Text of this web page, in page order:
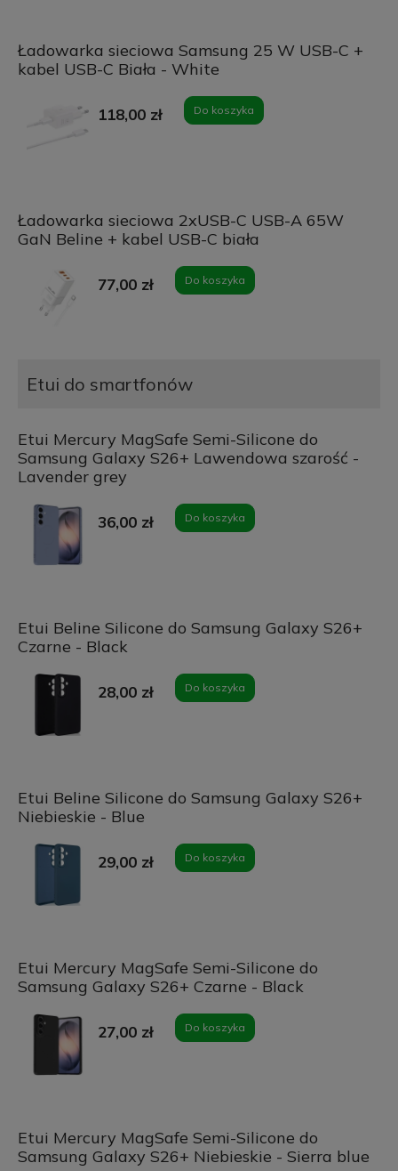
Ładowarka sieciowa Samsung 25 W USB-C +
kabel USB-C Biała - White
118,00 zł Do koszyka
Ładowarka sieciowa 2xUSB-C USB-A 65W
GaN Beline + kabel USB-C biała
77,00 zł Do koszyka
Etui do smartfonów
Etui Mercury MagSafe Semi-Silicone do
Samsung Galaxy S26+ Lawendowa szarość -
Lavender grey
36,00 zł Do koszyka
Etui Beline Silicone do Samsung Galaxy S26+
Czarne - Black
28,00 zł Do koszyka
Etui Beline Silicone do Samsung Galaxy S26+
Niebieskie - Blue
29,00 zł Do koszyka
Etui Mercury MagSafe Semi-Silicone do
Samsung Galaxy S26+ Czarne - Black
27,00 zł Do koszyka
Etui Mercury MagSafe Semi-Silicone do
Samsung Galaxy S26+ Niebieskie - Sierra blue